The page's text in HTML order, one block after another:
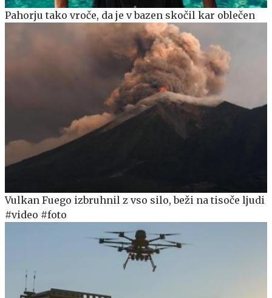
Pahorju tako vroče, da je v bazen skočil kar oblečen
Vulkan Fuego izbruhnil z vso silo, beži na tisoče ljudi
#video #foto